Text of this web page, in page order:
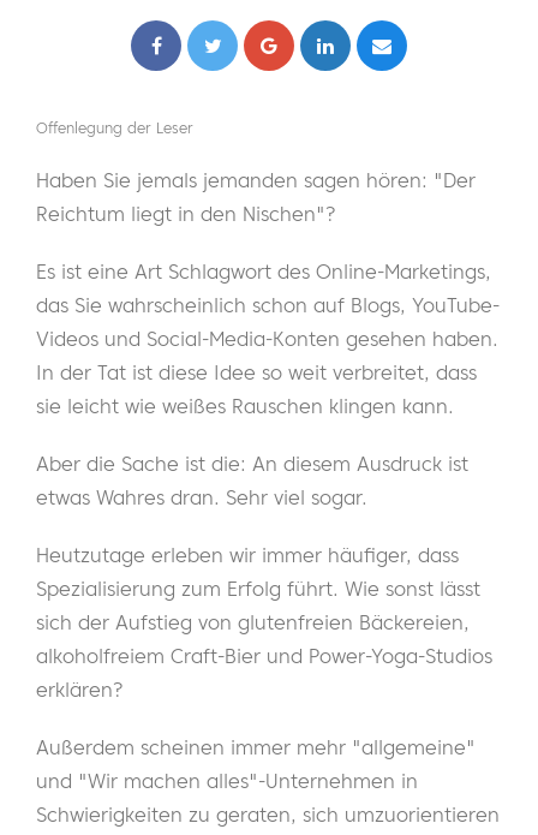
Offenlegung der Leser
Haben Sie jemals jemanden sagen hören: "Der
Reichtum liegt in den Nischen"?
Es ist eine Art Schlagwort des Online-Marketings,
das Sie wahrscheinlich schon auf Blogs, YouTube-
Videos und Social-Media-Konten gesehen haben.
In der Tat ist diese Idee so weit verbreitet, dass
sie leicht wie weißes Rauschen klingen kann.
Aber die Sache ist die: An diesem Ausdruck ist
etwas Wahres dran. Sehr viel sogar.
Heutzutage erleben wir immer häufiger, dass
Spezialisierung zum Erfolg führt. Wie sonst lässt
sich der Aufstieg von glutenfreien Bäckereien,
alkoholfreiem Craft-Bier und Power-Yoga-Studios
erklären?
Außerdem scheinen immer mehr "allgemeine"
und "Wir machen alles"-Unternehmen in
Schwierigkeiten zu geraten, sich umzuorientieren